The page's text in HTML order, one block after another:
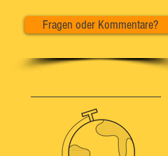
Fragen oder Kommentare?